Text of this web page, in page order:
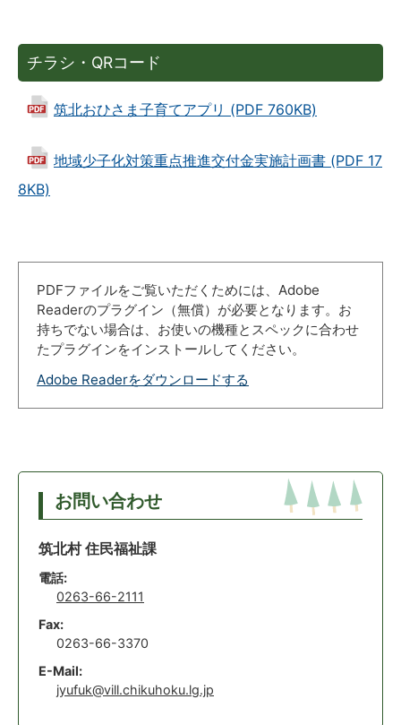
チラシ・QRコード
筑北おひさま子育てアプリ (PDF 760KB)
地域少子化対策重点推進交付金実施計画書 (PDF 17
8KB)
PDFファイルをご覧いただくためには、Adobe
Readerのプラグイン（無償）が必要となります。お
持ちでない場合は、お使いの機種とスペックに合わせ
たプラグインをインストールしてください。
Adobe Readerをダウンロードする
お問い合わせ
筑北村 住民福祉課
電話:
0263-66-2111
Fax:
0263-66-3370
E-Mail:
jyufuk@vill.chikuhoku.lg.jp